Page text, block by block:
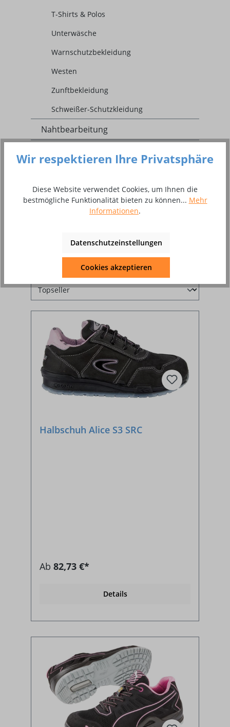
T-Shirts & Polos
Unterwäsche
Warnschutzbekleidung
Westen
Zunftbekleidung
Schweißer-Schutzkleidung
Nahtbearbeitung
Ratgeber
Produkte filtern
Halbschuh Alice S3 SRC
Ab 82,73 €*
Details
Wir respektieren Ihre Privatsphäre
Diese Website verwendet Cookies, um Ihnen die
bestmögliche Funktionalität bieten zu können... Mehr
Informationen.
Datenschutzeinstellungen
Cookies akzeptieren